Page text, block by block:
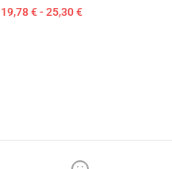
19,78 € - 25,30 €